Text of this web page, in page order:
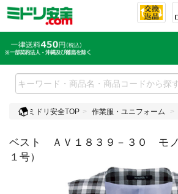
ミドリ安全TOP 作業服・ユニフォーム
ベスト ＡＶ１８３９－３０ モ
１号）